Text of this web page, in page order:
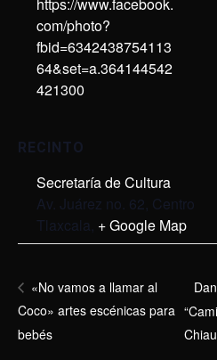
com/photo?
fbid=6342438754113
64&set=a.364144542
421300
RECINTO
Secretaría de Cultura
Av. Juárez no. 62, Centro
Tlaxcala, + Google Map
«No vamos a llamar al
Coco» artes escénicas para
bebés